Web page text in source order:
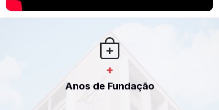
+
Anos de Fundação